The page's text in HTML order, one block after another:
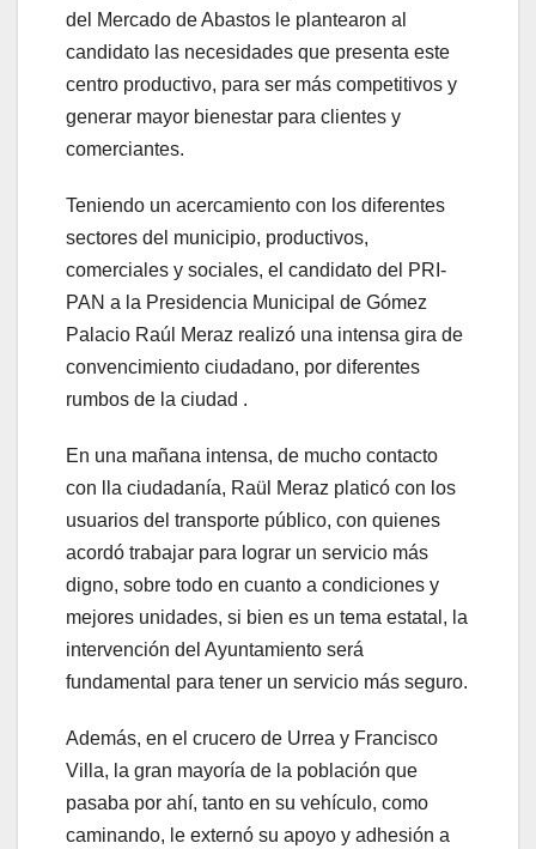
del Mercado de Abastos le plantearon al
candidato las necesidades que presenta este
centro productivo, para ser más competitivos y
generar mayor bienestar para clientes y
comerciantes.
Teniendo un acercamiento con los diferentes
sectores del municipio, productivos,
comerciales y sociales, el candidato del PRI-
PAN a la Presidencia Municipal de Gómez
Palacio Raúl Meraz realizó una intensa gira de
convencimiento ciudadano, por diferentes
rumbos de la ciudad .
En una mañana intensa, de mucho contacto
con lla ciudadanía, Raül Meraz platicó con los
usuarios del transporte público, con quienes
acordó trabajar para lograr un servicio más
digno, sobre todo en cuanto a condiciones y
mejores unidades, si bien es un tema estatal, la
intervención del Ayuntamiento será
fundamental para tener un servicio más seguro.
Además, en el crucero de Urrea y Francisco
Villa, la gran mayoría de la población que
pasaba por ahí, tanto en su vehículo, como
caminando, le externó su apoyo y adhesión a